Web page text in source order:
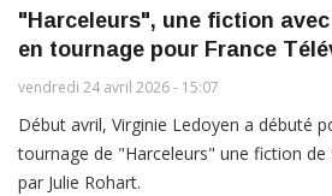
"Harceleurs", une fiction
en tournage pour France
vendredi 24 avril 2026 - 15:07
Début avril, Virginie Ledoyen a débuté
tournage de "Harceleurs" une fiction de
par Julie Rohart.